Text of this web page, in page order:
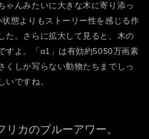
ゃんみたいに大きな木に寄り添っ
態よりもストーリー性を感じる作
た。さらに拡大して見ると、木の
すよ。「α1」は有効約5050万画素
くしか写らない動物たちまでしっ
いですね。
カのブルーアワー。